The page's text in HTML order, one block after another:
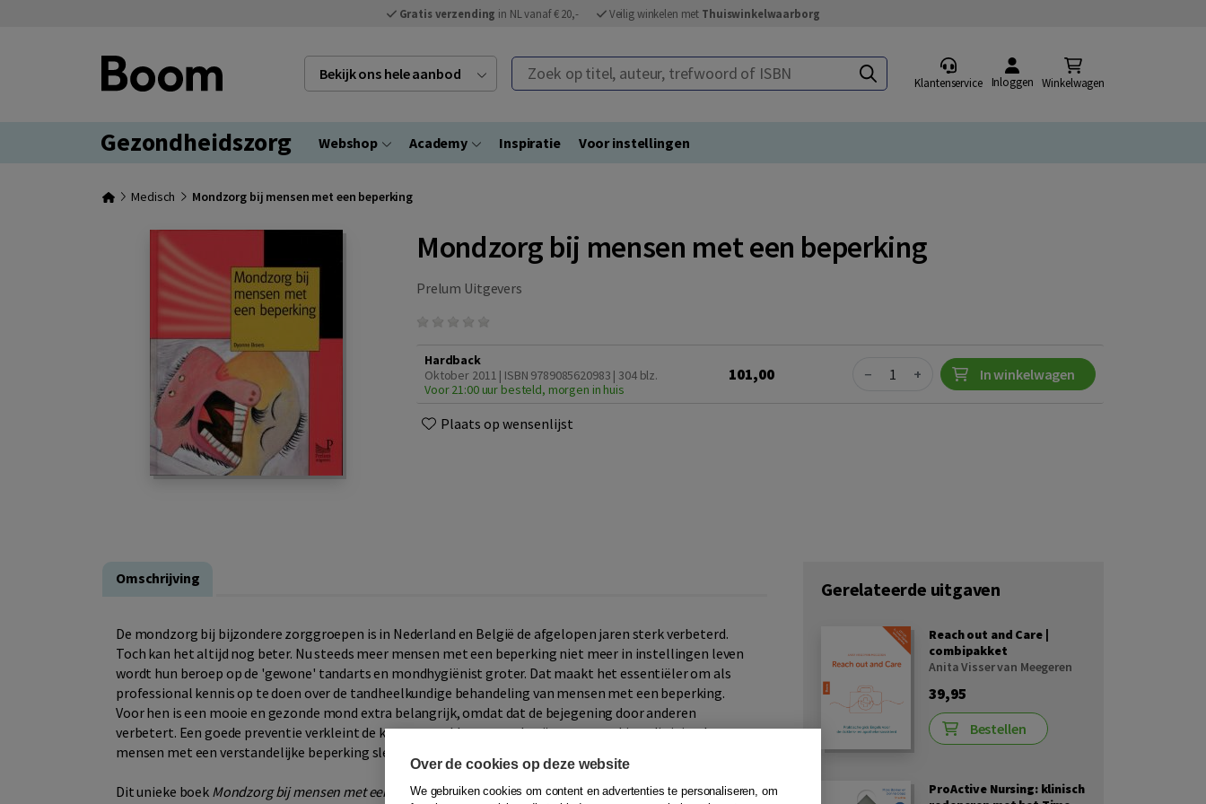
Gratis verzending in NL vanaf € 20,- Veilig winkelen met Thuiswinkelwaarborg
Bekijk ons hele aanbod Zoek op titel, auteur, trefwoord of ISBN
Klantenservice Inloggen Winkelwagen
Gezondheidszorg Webshop Academy Inspiratie Voor instellingen
Medisch Mondzorg bij mensen met een beperking
Mondzorg bij mensen met een beperking
Prelum Uitgevers
Hardback
Oktober 2011 | ISBN 9789085620983 | 304 blz.
Voor 21:00 uur besteld, morgen in huis
101,00 Quantity
− + In winkelwagen
Plaats op wensenlijst
Omschrijving
De mondzorg bij bijzondere zorggroepen is in Nederland en België de afgelopen jaren sterk verbeterd.
Toch kan het altijd nog beter. Nu steeds meer mensen met een beperking niet meer in instellingen leven
wordt hun beroep op de 'gewone' tandarts en mondhygiënist groter. Dat maakt het essentiëler om als
professional kennis op te doen over de tandheelkundige behandeling van mensen met een beperking.
Voor hen is een mooie en gezonde mond extra belangrijk, omdat dat de bejegening door anderen
verbetert. Een goede preventie verkleint de kans op problemen zoals pijn en ontsteking, die juist door
mensen met een verstandelijke beperking slecht aangegeven kunnen worden.
Dit unieke boek Mondzorg bij mensen met een beperkinggeeft praktische informatie en uitgebreide
Gerelateerde uitgaven
Reach out and Care |
combipakket
Anita Visser van Meegeren
39,95
Bestellen
ProActive Nursing: klinisch
Over de cookies op deze website
We gebruiken cookies om content en advertenties te personaliseren, om